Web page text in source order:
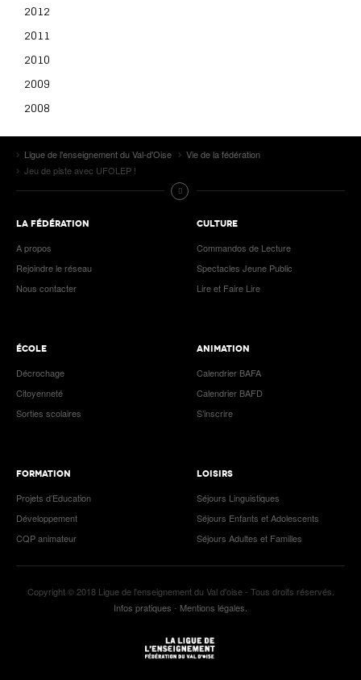
2012
2011
2010
2009
2008
Ligue de l'enseignement du Val-d'Oise
Vie de la fédération
Jeu de piste avec UFOLEP !
LA FÉDÉRATION
A propos
Rejoindre le réseau
Nous contacter
CULTURE
Commandos de Lecture
Spectacles Jeune Public
Lire et Faire Lire
ÉCOLE
Décrochage
Citoyenneté
Sorties scolaires
ANIMATION
Calendrier BAFA
Calendrier BAFD
S’inscrire
FORMATION
Projets d’Education
Développement
CQP animateur
LOISIRS
Séjours Linguistiques
Séjours Enfants et Adolescents
Séjours Adultes et Familles
Copyright © 2018 Ligue de l'enseignement du Val d'oise - Tous droits réservés.
Infos pratiques - Mentions légales.